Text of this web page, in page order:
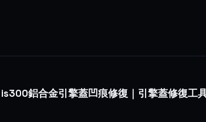
鋁合金引擎蓋凹痕修復｜引擎蓋修復工